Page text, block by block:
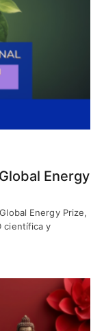
Energy
Energy Prize,
científica y